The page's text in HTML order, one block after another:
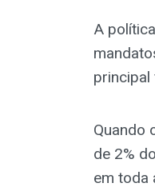
A
principal
Quando
de 2%
em toda